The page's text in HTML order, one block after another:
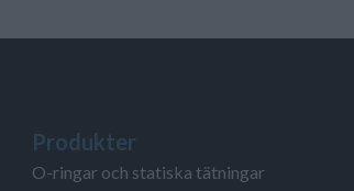
Produkter
O-ringar och statiska tätningar